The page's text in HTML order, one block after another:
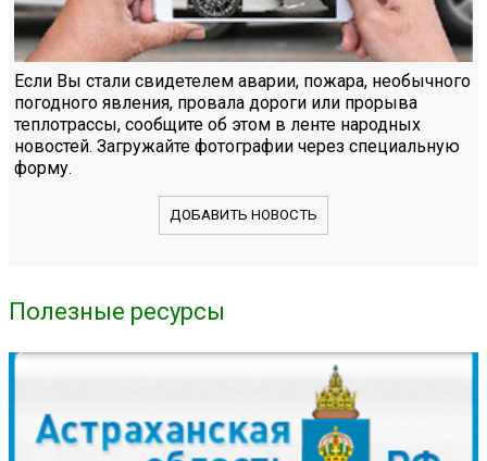
Если Вы стали свидетелем аварии, пожара, необычного
погодного явления, провала дороги или прорыва
теплотрассы, сообщите об этом в ленте народных
новостей. Загружайте фотографии через специальную
форму.
ДОБАВИТЬ НОВОСТЬ
Полезные ресурсы